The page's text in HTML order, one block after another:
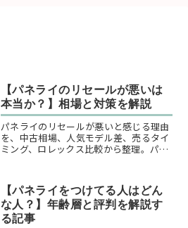
【パネライのリセールが悪いは
本当か？】相場と対策を解説
パネライのリセールが悪いと感じる理由
を、中古相場、人気モデル差、売るタイ
ミング、ロレックス比較から整理。パネ
資産価値の見極め方までわかり、初めて
でも判断基準がつかめます。
【パネライをつけてる人はどん
な人？】年齢層と評判を解説す
る記事